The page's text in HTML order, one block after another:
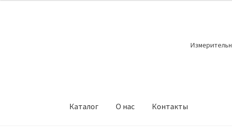
Каталог О нас Контакты